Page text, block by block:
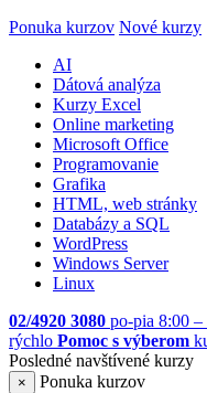
Ponuka kurzov Nové kurzy
AI
Dátová analýza
Kurzy Excel
Online marketing
Microsoft Office
Programovanie
Grafika
HTML, web stránky
Databázy a SQL
WordPress
Windows Server
Linux
02/4920 3080 po-pia 8:00 –
rýchlo Pomoc s výberom
Posledné navštívené kurzy
×
Ponuka kurzov